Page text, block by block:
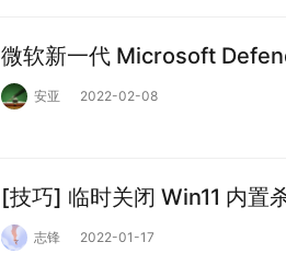
微软新一代 Microsoft
安亚 2022-02-08
[技巧] 临时关闭 Win11 内
志锋 2022-01-17